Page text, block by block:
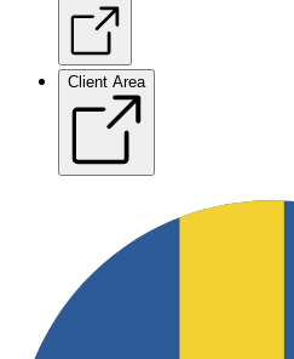
Client Area